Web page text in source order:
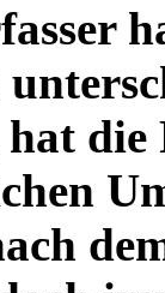
hat die